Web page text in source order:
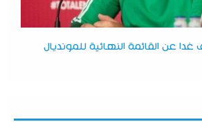
عن القائمة النهائية للمونديال